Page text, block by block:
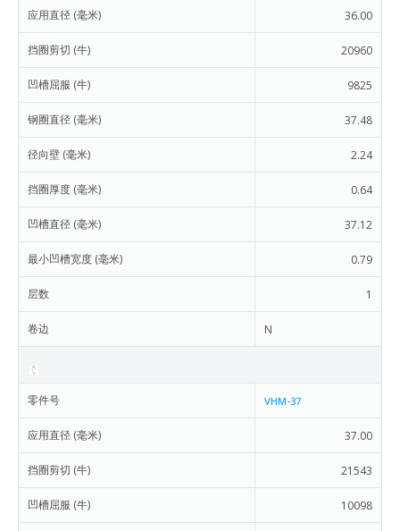
应用直径 (毫米) 36.00
挡圈剪切 (牛) 20960
凹槽屈服 (牛) 9825
钢圈直径 (毫米) 37.48
径向壁 (毫米) 2.24
挡圈厚度 (毫米) 0.64
凹槽直径 (毫米) 37.12
最小凹槽宽度 (毫米) 0.79
层数 1
卷边 N
零件号 VHM-37
应用直径 (毫米) 37.00
挡圈剪切 (牛) 21543
凹槽屈服 (牛) 10098